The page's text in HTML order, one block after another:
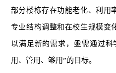
部分楼栋存在功能老化、利用
专业结构调整和在校生规模变
以满足新的需求，亟需通过
用、管用、够用”的目标。